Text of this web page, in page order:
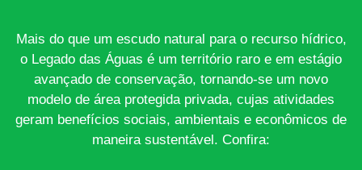
Mais do que um escudo natural para o recurso hídrico,
o Legado das Águas é um território raro e em estágio
avançado de conservação, tornando-se um novo
modelo de área protegida privada, cujas atividades
geram benefícios sociais, ambientais e econômicos de
maneira sustentável. Confira: